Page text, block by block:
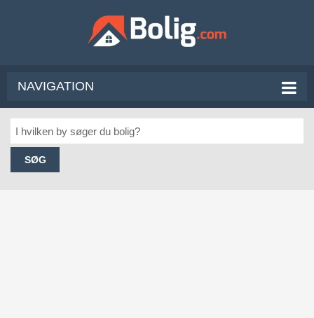
NAVIGATION
SØG